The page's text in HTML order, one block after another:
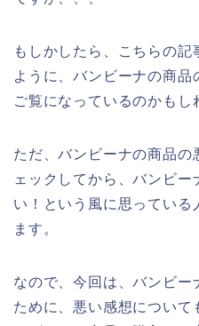
もしかしたら、こちらの記
ように、バンビーナの商
ご覧になっているのかもし
ただ、バンビーナの商品の
ェックしてから、バンビー
い！という風に思っている
ます。
なので、今回は、バンビー
ために、悪い感想について